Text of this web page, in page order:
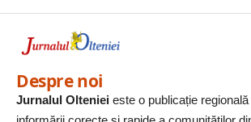
Despre noi
Jurnalul Olteniei este o publicație